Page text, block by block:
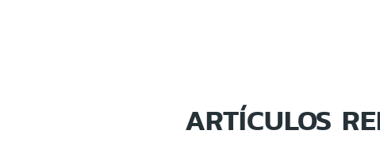
ARTÍCULOS